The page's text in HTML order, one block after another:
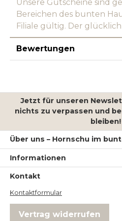
Unsere Gutscheine sind
Bereichen des bunten
Filiale gültig. Der
Bewertungen
Jetzt für unseren
nichts zu verpassen und
bleiben!
Über uns – Hornschu im
Informationen
Kontakt
Kontaktformular
Vertrag widerrufen